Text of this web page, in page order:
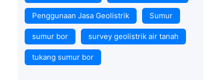
Penggunaan Jasa Geolistrik Sumur
sumur bor survey geolistrik air tanah
tukang sumur bor